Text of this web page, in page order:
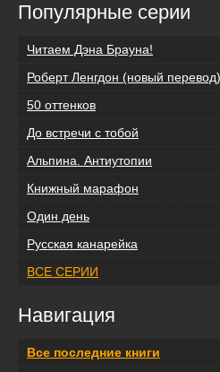
Популярные серии
Читаем Дэна Брауна!
Роберт Ленгдон (новый перевод)
50 оттенков
До встречи с тобой
Альпина. Антиутопии
Книжный марафон
Один день
Русская канарейка
ВСЕ СЕРИИ
Навигация
Все последние книги